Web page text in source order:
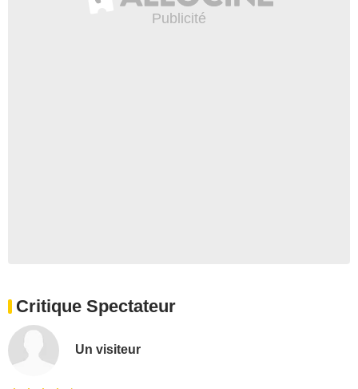
Critique Spectateur
Un visiteur